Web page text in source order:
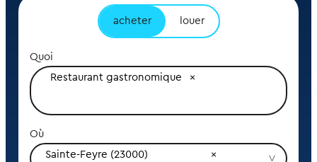
acheter louer
Quoi
Restaurant gastronomique
Où
Sainte-Feyre (23000)